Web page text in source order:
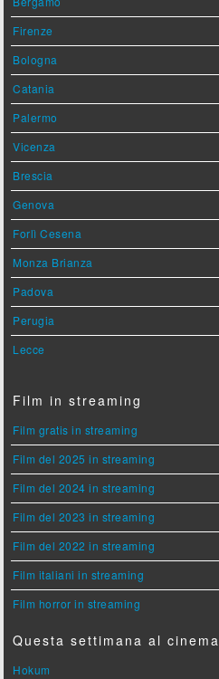
Firenze
Bologna
Catania
Palermo
Vicenza
Brescia
Genova
Forlì Cesena
Monza Brianza
Padova
Perugia
Lecce
Film in streaming
Film gratis in streaming
Film del 2025 in streaming
Film del 2024 in streaming
Film del 2023 in streaming
Film del 2022 in streaming
Film italiani in streaming
Film horror in streaming
Questa settimana al cinema
Hokum